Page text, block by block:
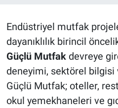
Endüstriyel mutfak
dayanıklılık birincil
Güçlü Mutfakdevreye
deneyimi, sektörel bilgisi
Güçlü Mutfak; oteller,
okul yemekhaneleri ve
Yerel
Magazin
Bilim ve Teknoloji